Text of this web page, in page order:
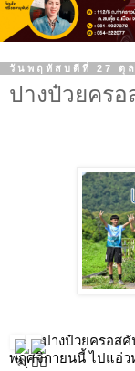
วันพฤหัสบดีที่ 27 ตุ
ปางป๋วยคร
ปางป๋วยครอส
พฤศจิกายนนี้ ไปแอ่ว